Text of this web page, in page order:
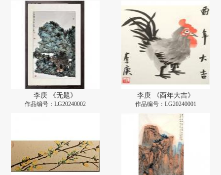
李庚 《无题》
作品编号：LG20240002
李庚 《酉年大吉》
作品编号：LG20240001